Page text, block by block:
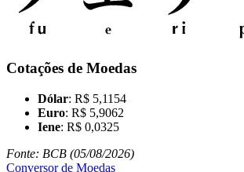
Cotações de Moedas
Dólar: R$ 5,1154
Euro: R$ 5,9062
Iene: R$ 0,0325
Fonte: BCB (05/08/2026)
Conversor de Moedas